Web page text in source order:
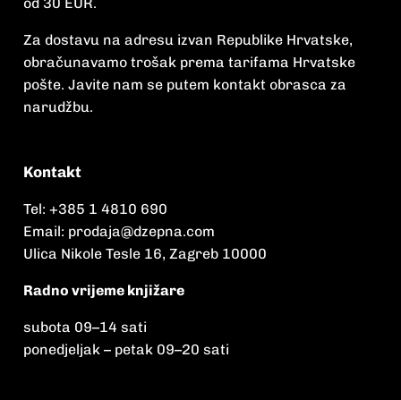
od 30 EUR.
Za dostavu na adresu izvan Republike Hrvatske,
obračunavamo trošak prema tarifama Hrvatske
pošte. Javite nam se putem kontakt obrasca za
narudžbu.
Kontakt
Tel: +385 1 4810 690
Email: prodaja@dzepna.com
Ulica Nikole Tesle 16, Zagreb 10000
Radno vrijeme knjižare
subota 09–14 sati
ponedjeljak – petak 09–20 sati